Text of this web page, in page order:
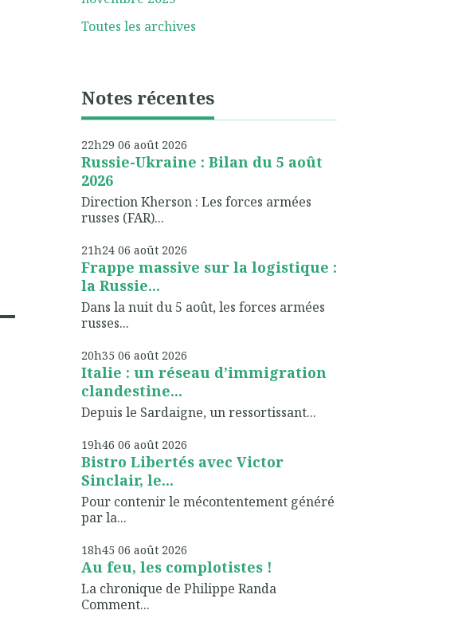
Toutes les archives
Notes récentes
22h29 06 août 2026
Russie-Ukraine : Bilan du 5 août
2026
Direction Kherson : Les forces armées
russes (FAR)...
21h24 06 août 2026
Frappe massive sur la logistique :
la Russie...
Dans la nuit du 5 août, les forces armées
russes...
20h35 06 août 2026
Italie : un réseau d’immigration
clandestine...
Depuis le Sardaigne, un ressortissant...
19h46 06 août 2026
Bistro Libertés avec Victor
Sinclair, le...
Pour contenir le mécontentement généré
par la...
18h45 06 août 2026
Au feu, les complotistes !
La chronique de Philippe Randa
Comment...